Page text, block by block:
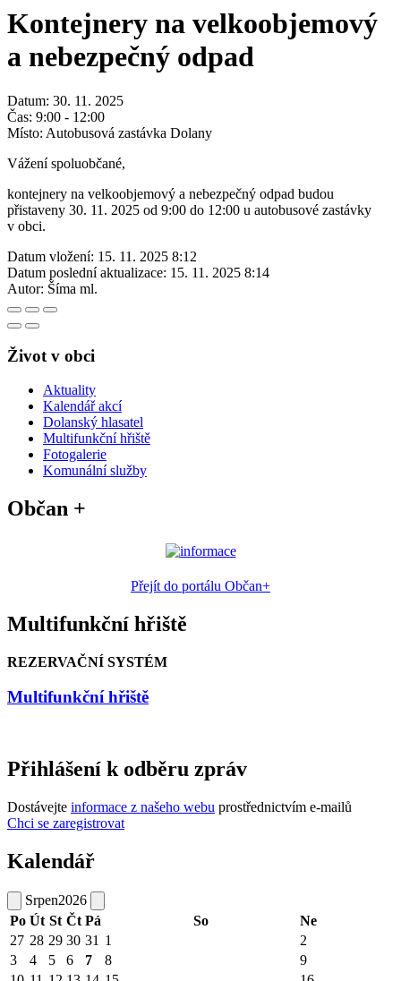
Kontejnery na velkoobjemový
a nebezpečný odpad
Datum: 30. 11. 2025
Čas: 9:00 - 12:00
Místo: Autobusová zastávka Dolany
Vážení spoluobčané,
kontejnery na velkoobjemový a nebezpečný odpad budou
přistaveny 30. 11. 2025 od 9:00 do 12:00 u autobusové zastávky
v obci.
Datum vložení: 15. 11. 2025 8:12
Datum poslední aktualizace: 15. 11. 2025 8:14
Autor: Šíma ml.
Život v obci
Aktuality
Kalendář akcí
Dolanský hlasatel
Multifunkční hřiště
Fotogalerie
Komunální služby
Občan +
Přejít do portálu Občan+
Multifunkční hřiště
REZERVAČNÍ SYSTÉM
Multifunkční hřiště
Přihlášení k odběru zpráv
Dostávejte informace z našeho webu prostřednictvím e-mailů
Chci se zaregistrovat
Kalendář
Srpen2026
Po Út St Čt Pá So
Ne
27 28 29 30 31 1
2
3
4 5 6 7 8
9